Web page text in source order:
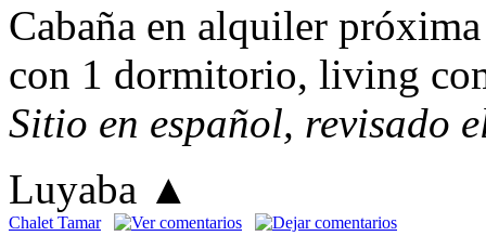
Cabaña en alquiler
con 1 dormitorio, living
Sitio en español, revisado
Luyaba ▲
Chalet Tamar